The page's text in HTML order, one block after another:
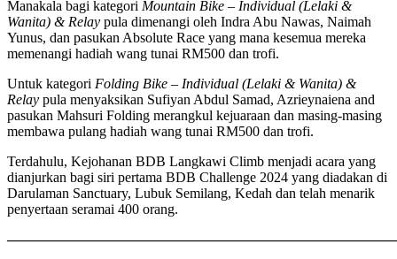
Manakala bagi kategori Mountain Bike – Individual (Lelaki &
Wanita) & Relay pula dimenangi oleh Indra Abu Nawas, Naimah
Yunus, dan pasukan Absolute Race yang mana kesemua mereka
memenangi hadiah wang tunai RM500 dan trofi.
Untuk kategori Folding Bike – Individual (Lelaki & Wanita) &
Relay pula menyaksikan Sufiyan Abdul Samad, Azrieynaiena and
pasukan Mahsuri Folding merangkul kejuaraan dan masing-masing
membawa pulang hadiah wang tunai RM500 dan trofi.
Terdahulu, Kejohanan BDB Langkawi Climb menjadi acara yang
dianjurkan bagi siri pertama BDB Challenge 2024 yang diadakan di
Darulaman Sanctuary, Lubuk Semilang, Kedah dan telah menarik
penyertaan seramai 400 orang.